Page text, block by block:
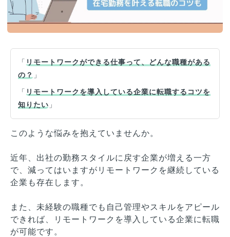
「 リモートワークができる仕事って、どんな職種がある
の？ 」
「 リモートワークを導入している企業に転職するコツを
知りたい 」
このような悩みを抱えていませんか。
近年、出社の勤務スタイルに戻す企業が増える一方
で、減ってはいますがリモートワークを継続している
企業も存在します。
また、未経験の職種でも自己管理やスキルをアピール
できれば、リモートワークを導入している企業に転職
が可能です。